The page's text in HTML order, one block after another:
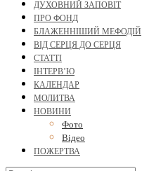
ДУХОВНИЙ ЗАПОВІТ
ПРО ФОНД
БЛАЖЕННІШИЙ МЕФОДІЙ
ВІД СЕРЦЯ ДО СЕРЦЯ
СТАТТІ
ІНТЕРВ’Ю
КАЛЕНДАР
МОЛИТВА
НОВИНИ
Фото
Відео
ПОЖЕРТВА